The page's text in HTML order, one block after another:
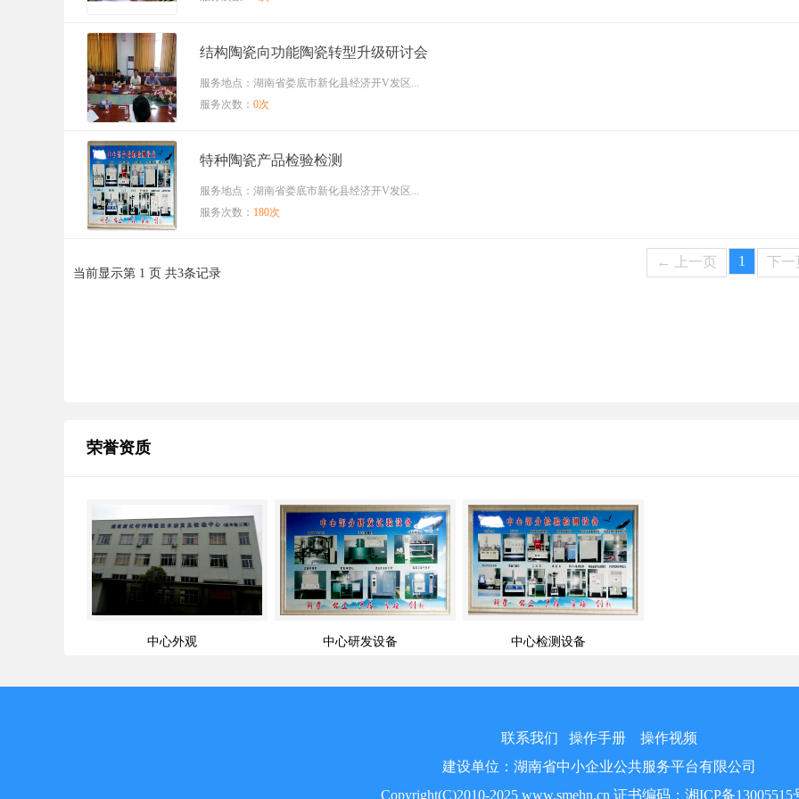
结构陶瓷向功能陶瓷转型升级研讨会
服务地点：湖南省娄底市新化县经济开V发区...
服务次数： 0次
特种陶瓷产品检验检测
服务地点：湖南省娄底市新化县经济开V发区...
服务次数： 180次
当前显示第 1 页 共3条记录
← 上一页 1 下
荣誉资质
中心外观 中心研发设备 中心检测设备
联系我们 操作手册
操作视频
建设单位：湖南省中小企业公共服务平台有限公司
Copyright(C)2010-2025 www.smehn.cn 证书编码：湘ICP备13005515